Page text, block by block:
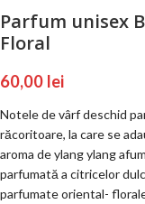
Parfum unisex
Floral
60,00 lei
Notele de vârf deschid
răcoritoare, la care se
aroma de ylang ylang
parfumată a citricelor
parfumate oriental-